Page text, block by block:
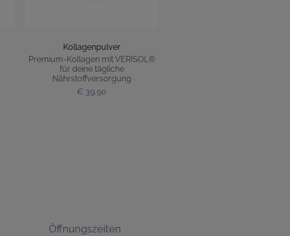
Kollagenpulver
Premium-Kollagen mit VERISOL®
für deine tägliche
Nährstoffversorgung
€ 39,90
Öffnungszeiten